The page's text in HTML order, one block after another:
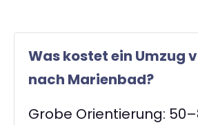
Was kostet ein Umzug
nach Marienbad?
Grobe Orientierung: